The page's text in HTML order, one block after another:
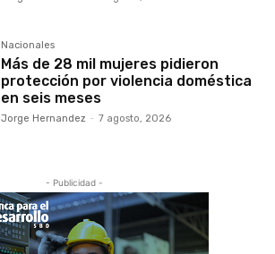
Nacionales
Más de 28 mil mujeres pidieron
protección por violencia doméstica
en seis meses
Jorge Hernandez - 7 agosto, 2026
- Publicidad -